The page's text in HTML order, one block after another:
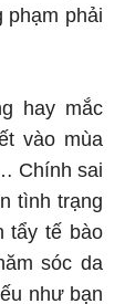
phạm phải
hay mắc
vào mùa
Chính sai
tình trạng
tẩy tế bào
sóc da
như bạn